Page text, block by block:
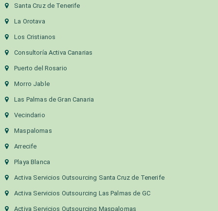
Santa Cruz de Tenerife
La Orotava
Los Cristianos
Consultoría Activa Canarias
Puerto del Rosario
Morro Jable
Las Palmas de Gran Canaria
Vecindario
Maspalomas
Arrecife
Playa Blanca
Activa Servicios Outsourcing Santa Cruz de Tenerife
Activa Servicios Outsourcing Las Palmas de GC
Activa Servicios Outsourcing Maspalomas